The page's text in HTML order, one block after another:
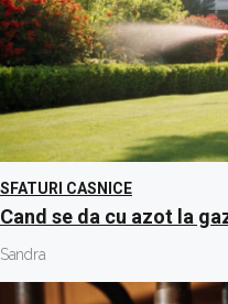
SFATURI CASNICE
Cand se da cu azot la
Sandra